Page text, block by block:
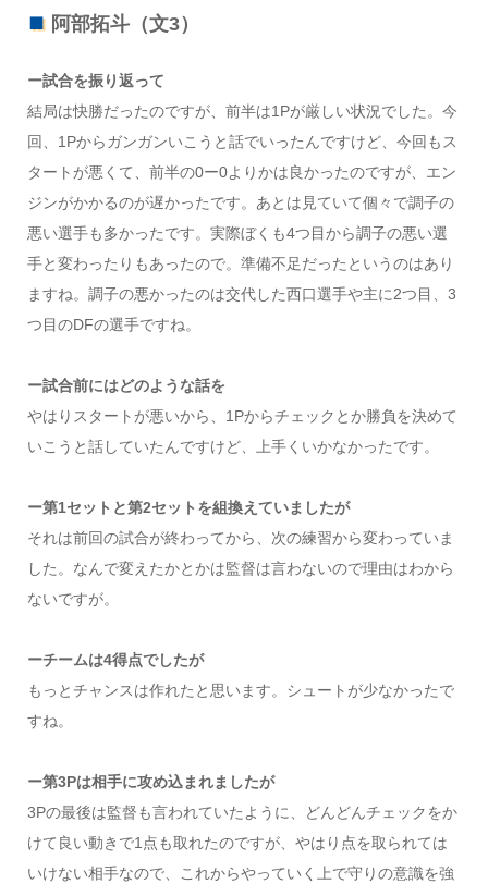
阿部拓斗（文3）
ー試合を振り返って
結局は快勝だったのですが、前半は1Pが厳しい状況でした。今
回、1Pからガンガンいこうと話でいったんですけど、今回もス
タートが悪くて、前半の0ー0よりかは良かったのですが、エン
ジンがかかるのが遅かったです。あとは見ていて個々で調子の
悪い選手も多かったです。実際ぼくも4つ目から調子の悪い選
手と変わったりもあったので。準備不足だったというのはあり
ますね。調子の悪かったのは交代した西口選手や主に2つ目、3
つ目のDFの選手ですね。
ー試合前にはどのような話を
やはりスタートが悪いから、1Pからチェックとか勝負を決めて
いこうと話していたんですけど、上手くいかなかったです。
ー第1セットと第2セットを組換えていましたが
それは前回の試合が終わってから、次の練習から変わっていま
した。なんで変えたかとかは監督は言わないので理由はわから
ないですが。
ーチームは4得点でしたが
もっとチャンスは作れたと思います。シュートが少なかったで
すね。
ー第3Pは相手に攻め込まれましたが
3Pの最後は監督も言われていたように、どんどんチェックをか
けて良い動きで1点も取れたのですが、やはり点を取られては
いけない相手なので、これからやっていく上で守りの意識を強